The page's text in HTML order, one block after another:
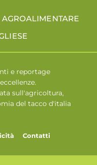
e reportage
sull'agricoltura,
del tacco d'italia
Contatti